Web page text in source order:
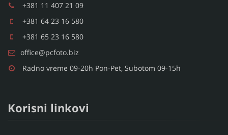
+381 11 407 21 09
+381 64 23 16 580
+381 65 23 16 580
office@pcfoto.biz
Radno vreme 09-20h Pon-Pet, Subotom 09-15h
Korisni linkovi